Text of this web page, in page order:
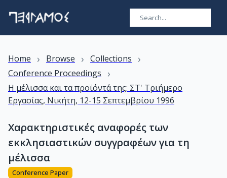
Home › Browse › Collections ›
Conference Proceedings ›
Η μέλισσα και τα προϊόντά της: ΣΤ' Τριήμερο
Εργασίας, Νικήτη, 12-15 Σεπτεμβρίου 1996
Χαρακτηριστικές αναφορές των
εκκλησιαστικών συγγραφέων για τη
μέλισσα
Conference Paper